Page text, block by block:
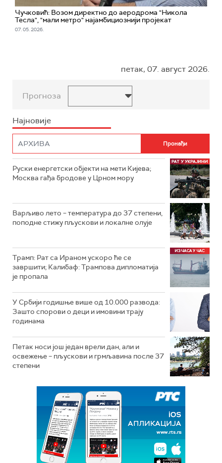
Чучковић: Возом директно до аеродрома "Никола
Тесла", "мали метро" најамбициознији пројекат
07. 05. 2026.
петак, 07. август 2026.
Прогноза
Најновије
Руски енергетски објекти на мети Кијева;
Москва гађа бродове у Црном мору
Варљиво лето – температура до 37 степени,
поподне стижу пљускови и локалне олује
Трамп: Рат са Ираном ускоро ће се
завршити; Калибаф: Трампова дипломатија
је пропала
У Србији годишње више од 10.000 развода:
Зашто спорови о деци и имовини трају
годинама
Петак носи још један врели дан, али и
освежење – пљускови и грмљавина после 37
степени